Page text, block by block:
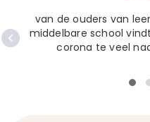
van de ouders van
middelbare school
corona te veel